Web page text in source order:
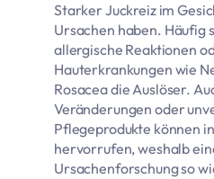
Starker Juckreiz im
Ursachen haben. Häufig
allergische Reaktionen
Hauterkrankungen wie
Rosacea die Auslöser.
Veränderungen oder
Pflegeprodukte können
hervorrufen, weshalb
Ursachenforschung so